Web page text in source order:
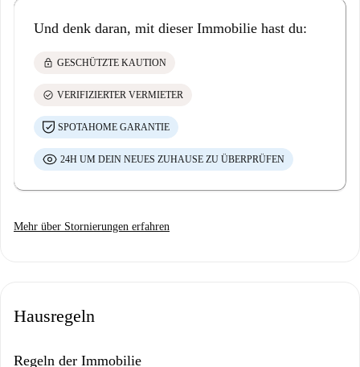
Und denk daran, mit dieser Immobilie hast du:
lock GESCHÜTZTE KAUTION
check_circle VERIFIZIERTER VERMIETER
SPOTAHOME GARANTIE
24H UM DEIN NEUES ZUHAUSE ZU ÜBERPRÜFEN
Mehr über Stornierungen erfahren
Hausregeln
Regeln der Immobilie